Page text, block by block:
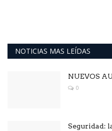
NOTICIAS MAS LEÍDAS
NUEVOS
0
Seguridad: